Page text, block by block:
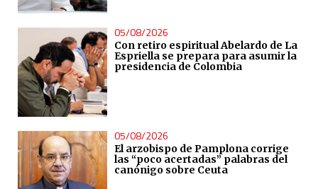
05/08/2026
Con retiro espiritual Abelardo de La
Espriella se prepara para asumir la
presidencia de Colombia
05/08/2026
El arzobispo de Pamplona corrige
las “poco acertadas” palabras del
canónigo sobre Ceuta